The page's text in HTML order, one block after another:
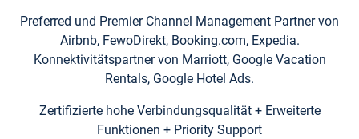
Preferred und Premier Channel Management Partner von
Airbnb, FewoDirekt, Booking.com, Expedia.
Konnektivitätspartner von Marriott, Google Vacation
Rentals, Google Hotel Ads.
Zertifizierte hohe Verbindungsqualität + Erweiterte
Funktionen + Priority Support